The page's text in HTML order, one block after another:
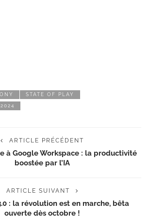
STATE OF PLAY
ARTICLE PRÉCÉDENT
à Google Workspace : la productivité
boostée par l’IA
ARTICLE SUIVANT
: la révolution est en marche, bêta
ouverte dès octobre !